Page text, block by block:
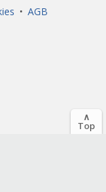
• AGB
∧
Top